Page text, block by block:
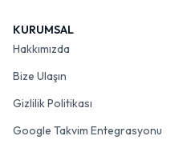
KURUMSAL
Hakkımızda
Bize Ulaşın
Gizlilik Politikası
Google Takvim Entegrasyonu